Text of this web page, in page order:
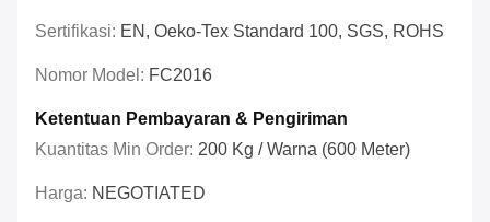
Sertifikasi: EN, Oeko-Tex Standard 100, SGS, ROHS
Nomor Model: FC2016
Ketentuan Pembayaran & Pengiriman
Kuantitas Min Order: 200 Kg / Warna (600 Meter)
Harga: NEGOTIATED